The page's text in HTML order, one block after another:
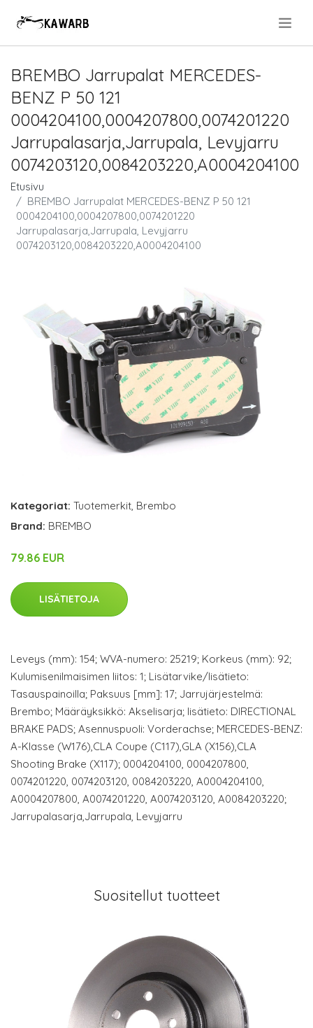
BREMBO Jarrupalat MERCEDES-
BENZ P 50 121
0004204100,0004207800,0074201220
Jarrupalasarja,Jarrupala, Levyjarru
0074203120,0084203220,A0004204100
Etusivu
BREMBO Jarrupalat MERCEDES-BENZ P 50 121
0004204100,0004207800,0074201220
Jarrupalasarja,Jarrupala, Levyjarru
0074203120,0084203220,A0004204100
Kategoriat: Tuotemerkit, Brembo
Brand: BREMBO
79.86 EUR
LISÄTIETOJA
Leveys (mm): 154; WVA-numero: 25219; Korkeus (mm): 92;
Kulumisenilmaisimen liitos: 1; Lisätarvike/lisätieto:
Tasauspainoilla; Paksuus [mm]: 17; Jarrujärjestelmä:
Brembo; Määräyksikkö: Akselisarja; lisätieto: DIRECTIONAL
BRAKE PADS; Asennuspuoli: Vorderachse; MERCEDES-BENZ:
A-Klasse (W176),CLA Coupe (C117),GLA (X156),CLA
Shooting Brake (X117); 0004204100, 0004207800,
0074201220, 0074203120, 0084203220, A0004204100,
A0004207800, A0074201220, A0074203120, A0084203220;
Jarrupalasarja,Jarrupala, Levyjarru
Suositellut tuotteet